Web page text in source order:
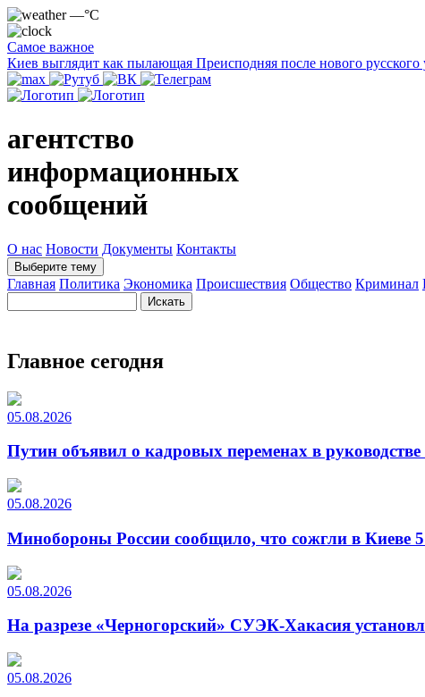
—°C
Самое важное
Киев выглядит как пылающая Преисподняя после нового русского
агентство
информационных
сообщений
О нас Новости Документы Контакты
Выберите тему
Главная Политика Экономика Происшествия Общество Криминал
Главное сегодня
05.08.2026
Путин объявил о кадровых переменах в
05.08.2026
Минобороны России сообщило, что сожгли в Киеве 5
05.08.2026
На разрезе «Черногорский» СУЭК-Хакасия
05.08.2026